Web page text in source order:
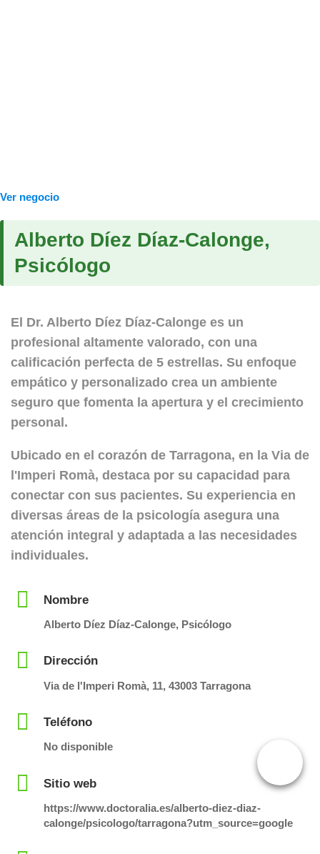
Ver negocio
Alberto Díez Díaz-Calonge,
Psicólogo
El Dr. Alberto Díez Díaz-Calonge es un
profesional altamente valorado, con una
calificación perfecta de 5 estrellas. Su enfoque
empático y personalizado crea un ambiente
seguro que fomenta la apertura y el crecimiento
personal.
Ubicado en el corazón de Tarragona, en la Via de
l'Imperi Romà, destaca por su capacidad para
conectar con sus pacientes. Su experiencia en
diversas áreas de la psicología asegura una
atención integral y adaptada a las necesidades
individuales.
Nombre
Alberto Díez Díaz-Calonge, Psicólogo
Dirección
Via de l'Imperi Romà, 11, 43003 Tarragona
Teléfono
No disponible
Sitio web
https://www.doctoralia.es/alberto-diez-diaz-
calonge/psicologo/tarragona?utm_source=google